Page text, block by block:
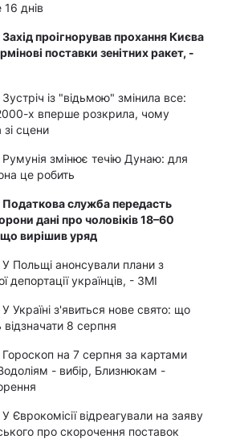
днів
Захід проігнорував прохання Києва
поставки зенітних ракет, -
Зустріч із "відьмою" змінила все:
х вперше розкрила, чому
зі сцени
Румунія змінює течію Дунаю: для
це робить
Податкова служба передасть
дані про чоловіків 18–60
що вирішив уряд
У Польщі анонсували плани з
депортації українців, - ЗМІ
У Україні з'явиться нове свято: що
відзначати 8 серпня
Гороскоп на 7 серпня за картами
- вибір, Близнюкам -
У Єврокомісії відреагували на заяву
про скорочення поставок